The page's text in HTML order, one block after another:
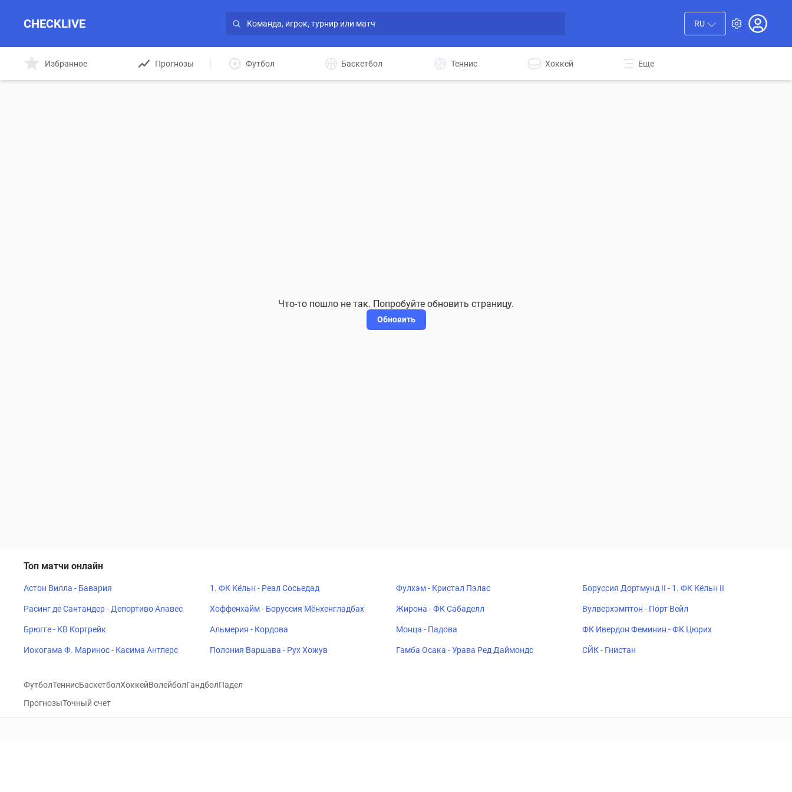
CHECKLIVE RU
Избранное Прогнозы Футбол Баскетбол Теннис Хоккей Еще
Что-то пошло не так. Попробуйте обновить страницу.
Обновить
Топ матчи онлайн
Астон Вилла - Бавария 1. ФК Кёльн - Реал Сосьедад Фулхэм - Кристал Пэлас Боруссия Дортмунд II - 1. ФК Кёльн II
Расинг де Сантандер - Депортиво Алавес Хоффенхайм - Боруссия Мёнхенгладбах Жирона - ФК Сабаделл Вулверхэмптон - Порт Вейл
Брюгге - КВ Кортрейк Альмерия - Кордова Монца - Падова ФК Ивердон Феминин - ФК Цюрих
Иокогама Ф. Маринос - Касима Антлерс Полония Варшава - Рух Хожув Гамба Осака - Урава Ред Даймондс СЙК - Гнистан
ФутболТеннисБаскетболХоккейВолейболГандболПадел
ПрогнозыТочный счет